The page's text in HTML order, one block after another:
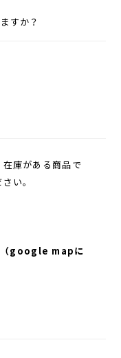
すか？
庫がある商品で
い。
（google mapに